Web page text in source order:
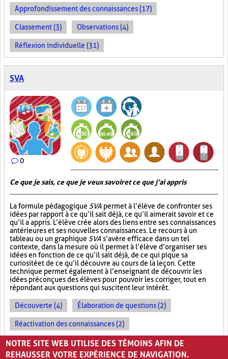
Approfondissement des connaissances (17)
Classement (3) Observations (4)
Réflexion individuelle (31)
SVA
0
Ce que je sais, ce que je veux savoir et ce que j’ai appris
La formule pédagogique SVA permet à l’élève de confronter ses
idées par rapport à ce qu’il sait déjà, ce qu’il aimerait savoir et ce
qu’il a appris. L’élève crée alors des liens entre ses connaissances
antérieures et ses nouvelles connaissances. Le recours à un
tableau ou un graphique SVA s’avère efficace dans un tel
contexte, dans la mesure où il permet à l’élève d’organiser ses
idées en fonction de ce qu’il sait déjà, de ce qui pique sa
curiosité et de ce qu’il découvre au cours de la leçon. Cette
technique permet également à l’enseignant de découvrir les
idées préconçues des élèves pour pouvoir les corriger, tout en
répondant aux questions qui suscitent leur intérêt.
Découverte (4) Élaboration de questions (2)
Réactivation des connaissances (2)
Évolution des apprentissages (2)
NOTRE SITE WEB UTILISE DES TÉMOINS AFIN DE
REHAUSSER VOTRE EXPÉRIENCE DE NAVIGATION.